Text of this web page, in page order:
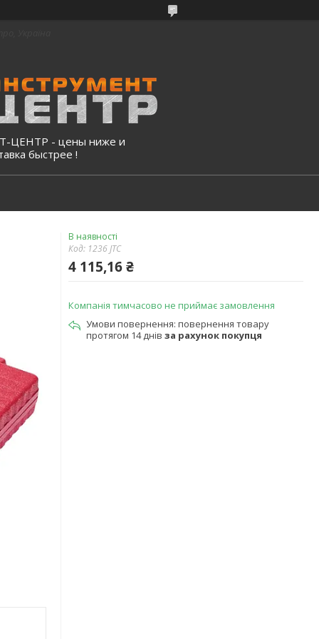
ЦЕНТР - цены ниже и
быстрее !
В наявності
Код: 1236 JTC
4 115,16 ₴
Компанія тимчасово не приймає замовлення
повернення товару
протягом 14 днів за рахунок покупця